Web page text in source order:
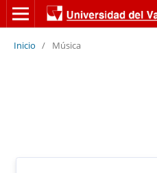
Inicio / Música